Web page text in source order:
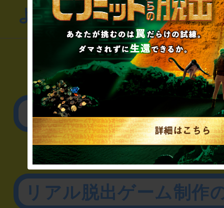
よくあるお問い合わせ
▼一般のお客様
公演内容、チケット
▼企業／法人の方
リアル脱出ゲーム制作